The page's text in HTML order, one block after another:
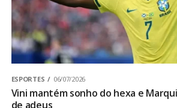
ESPORTES 06/07/2026
Vini mantém sonho do hexa e
de adeus